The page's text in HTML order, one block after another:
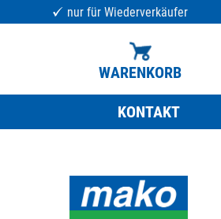
nur für Wiederverkäufer
WARENKORB
KONTAKT